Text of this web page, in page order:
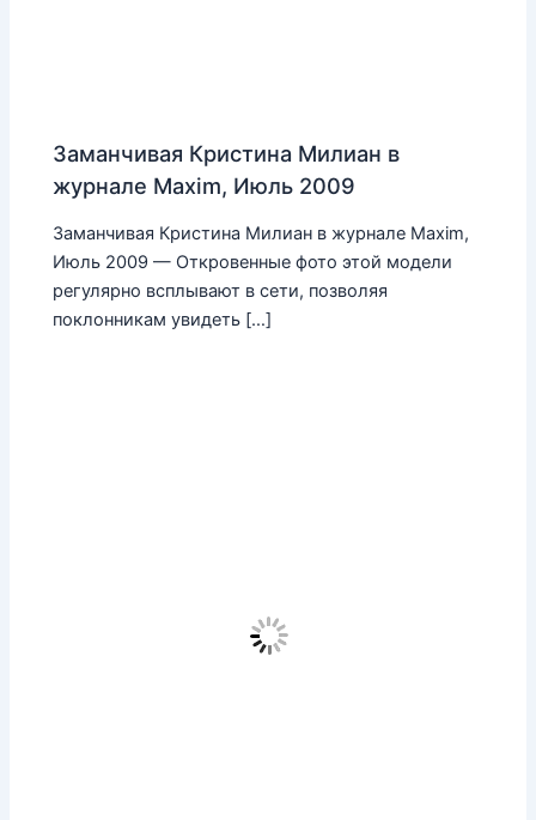
Заманчивая Кристина Милиан в
журнале Maxim, Июль 2009
Заманчивая Кристина Милиан в журнале Maxim,
Июль 2009 — Откровенные фото этой модели
регулярно всплывают в сети, позволяя
поклонникам увидеть […]